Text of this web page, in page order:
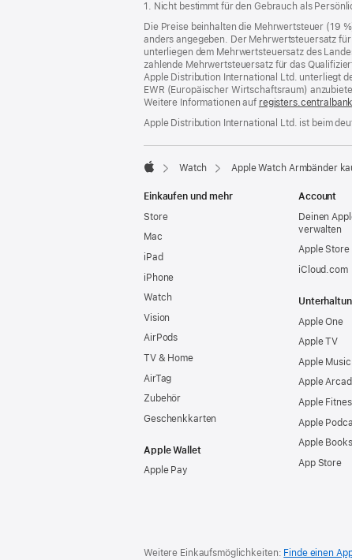
1. Nicht bestimmt für den Gebrauch als
Die Preise beinhalten die Mehrwertsteuer (19
anders angegeben. Der Mehrwertsteuersatz
unterliegen dem Mehrwertsteuersatz des
zahlende Mehrwertsteuersatz für das
Apple Distribution International Ltd. unterliegt
EWR (Europäischer Wirtschaftsraum)
Weitere Informationen auf
Apple Distribution International Ltd. ist beim
Watch Apple Watch Armbänder
Einkaufen und mehr
Store
Mac
iPad
iPhone
Watch
Vision
AirPods
TV & Home
AirTag
Zubehör
Geschenkkarten
Apple Wallet
Apple Pay
Account
Deinen
verwalten
Apple
iCloud.com
Apple One
Apple TV
Apple Music
Apple
Apple
Apple
Apple Books
App Store
Weitere Einkaufsmöglichkeiten: Finde einen